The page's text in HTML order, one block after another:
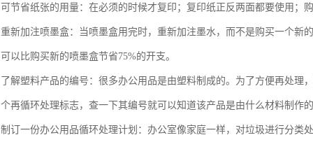
可节省纸张的用量：在必须的时候才复印；复印纸正反两面都要使用；
重新加注喷墨盒：当喷墨盒用完时，重新加注墨水，而不是购买一个新
可以比购买新的喷墨盒节省75%的开支。
了解塑料产品的编号：很多办公用品是由塑料制成的。为了方便再处
个再循环处理标志，查一下其编号就可以知道该产品是由什么材料制作的
制订一份办公用品循环处理计划：办公室像家庭一样，对垃圾进行分类